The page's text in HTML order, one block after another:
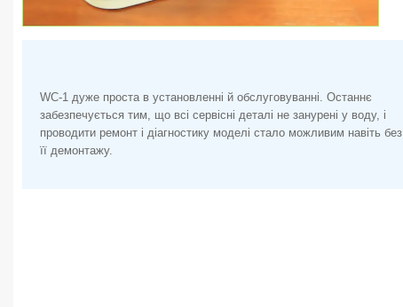
WC-1 дуже проста в установленні й обслуговуванні. Останнє
забезпечується тим, що всі сервісні деталі не занурені у воду, і
проводити ремонт і діагностику моделі стало можливим навіть без
її демонтажу.